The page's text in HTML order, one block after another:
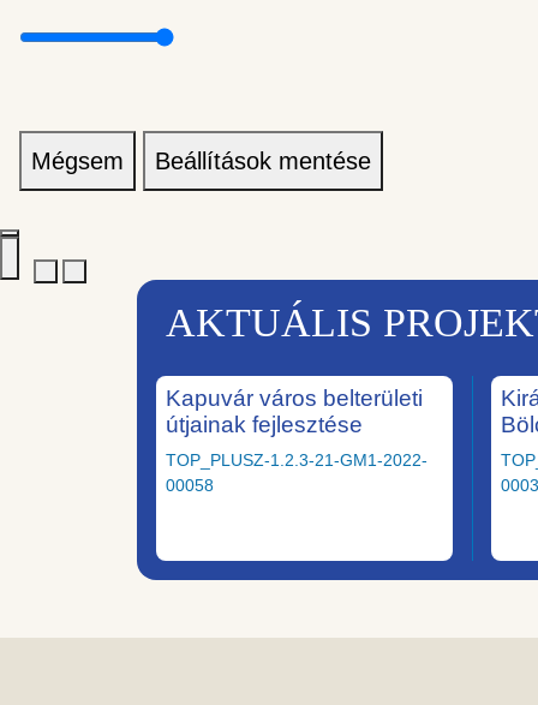
Mégsem Beállítások mentése
AKTUÁLIS
Kapuvár város belterületi
útjainak fejlesztése
TOP_PLUSZ-1.2.3-21-GM1-2022-
00058